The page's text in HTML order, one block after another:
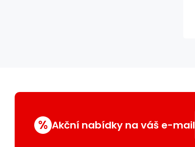
% Akční nabídky na váš e-mail